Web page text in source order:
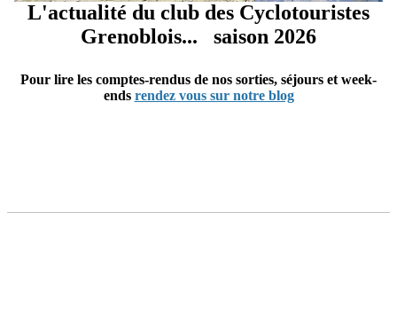
L'actualité du club des Cyclotouristes
Grenoblois... saison 2026
Pour lire les comptes-rendus de nos sorties, séjours et week-
ends rendez vous sur notre blog